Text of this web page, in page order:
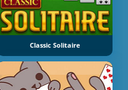
Classic Solitaire